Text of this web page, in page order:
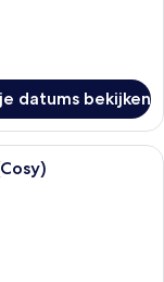
datums bekijken
slaapkamer met een